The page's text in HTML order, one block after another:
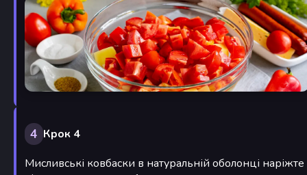
4 Крок 4
Мисливські ковбаски в натуральній оболонці наріжте